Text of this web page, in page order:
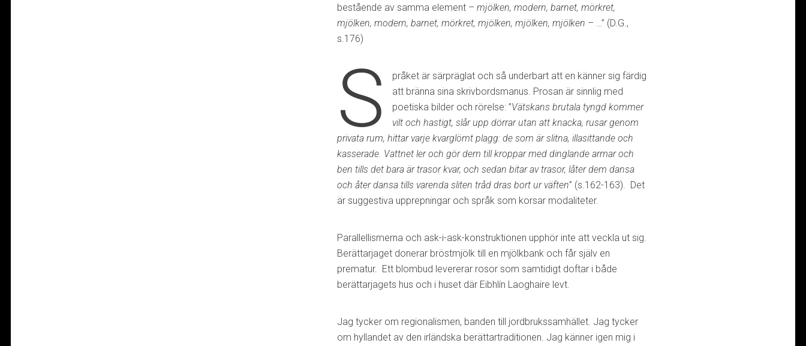
bestående av samma element – mjölken, modern, barnet, mörkret,
mjölken, modern, barnet, mörkret, mjölken, mjölken, mjölken – …” (D.G.,
s.176)
S
pråket är särpräglat och så underbart att en känner sig färdig
att bränna sina skrivbordsmanus. Prosan är sinnlig med
poetiska bilder och rörelse: ”Vätskans brutala tyngd kommer
vilt och hastigt, slår upp dörrar utan att knacka, rusar genom
privata rum, hittar varje kvarglömt plagg: de som är slitna, illasittande och
kasserade. Vattnet ler och gör dem till kroppar med dinglande armar och
ben tills det bara är trasor kvar, och sedan bitar av trasor, låter dem dansa
och åter dansa tills varenda sliten tråd dras bort ur väften” (s.162-163). Det
är suggestiva upprepningar och språk som korsar modaliteter.
Parallellismerna och ask-i-ask-konstruktionen upphör inte att veckla ut sig.
Berättarjaget donerar bröstmjölk till en mjölkbank och får själv en
prematur. Ett blombud levererar rosor som samtidigt doftar i både
berättarjagets hus och i huset där Eibhlín Laoghaire levt.
Jag tycker om regionalismen, banden till jordbrukssamhället. Jag tycker
om hyllandet av den irländska berättartraditionen. Jag känner igen mig i